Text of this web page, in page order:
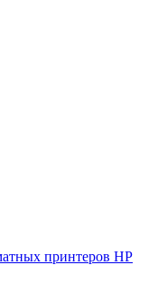
принтеров HP